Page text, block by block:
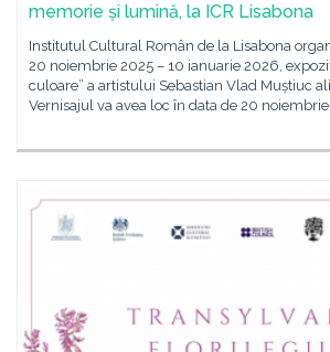
memorie și lumină, la ICR Lisabona
Institutul Cultural Român de la Lisabona
20 noiembrie 2025 – 10 ianuarie 2026,
culoare” a artistului Sebastian Vlad Muștiuc
Vernisajul va avea loc în data de 20